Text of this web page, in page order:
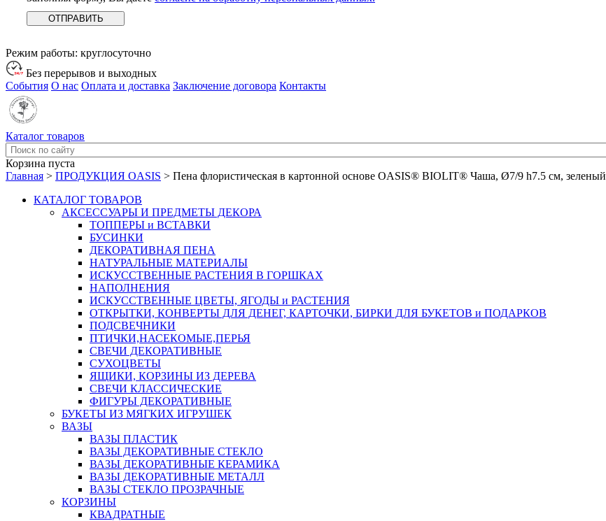
Режим работы: круглосуточно
Без перерывов и выходных
События О нас Оплата и доставка Заключение договора Контакты
Каталог товаров
Корзина пуста
Главная > ПРОДУКЦИЯ OASIS > Пена флористическая в картонной основе OASIS® BIOLIT® Чаша, Ø7/9 h7.5 см, зеленый
КАТАЛОГ ТОВАРОВ
АКСЕССУАРЫ И ПРЕДМЕТЫ ДЕКОРА
ТОППЕРЫ и ВСТАВКИ
БУСИНКИ
ДЕКОРАТИВНАЯ ПЕНА
НАТУРАЛЬНЫЕ МАТЕРИАЛЫ
ИСКУССТВЕННЫЕ РАСТЕНИЯ В ГОРШКАХ
НАПОЛНЕНИЯ
ИСКУССТВЕННЫЕ ЦВЕТЫ, ЯГОДЫ и РАСТЕНИЯ
ОТКРЫТКИ, КОНВЕРТЫ ДЛЯ ДЕНЕГ, КАРТОЧКИ, БИРКИ ДЛЯ БУКЕТОВ и ПОДАРКОВ
ПОДСВЕЧНИКИ
ПТИЧКИ,НАСЕКОМЫЕ,ПЕРЬЯ
СВЕЧИ ДЕКОРАТИВНЫЕ
СУХОЦВЕТЫ
ЯЩИКИ, КОРЗИНЫ ИЗ ДЕРЕВА
СВЕЧИ КЛАССИЧЕСКИЕ
ФИГУРЫ ДЕКОРАТИВНЫЕ
БУКЕТЫ ИЗ МЯГКИХ ИГРУШЕК
ВАЗЫ
ВАЗЫ ПЛАСТИК
ВАЗЫ ДЕКОРАТИВНЫЕ СТЕКЛО
ВАЗЫ ДЕКОРАТИВНЫЕ КЕРАМИКА
ВАЗЫ ДЕКОРАТИВНЫЕ МЕТАЛЛ
ВАЗЫ СТЕКЛО ПРОЗРАЧНЫЕ
КОРЗИНЫ
КВАДРАТНЫЕ